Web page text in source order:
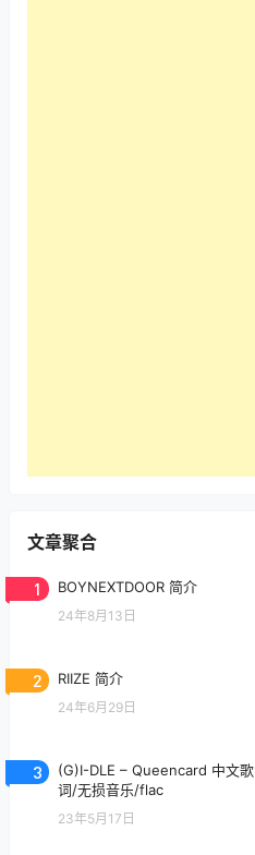
文章聚合
1 BOYNEXTDOOR 简介
24年8月13日
2 RIIZE 简介
24年6月29日
3
(G)I-DLE – Queencard 中文歌
词/无损音乐/flac
23年5月17日